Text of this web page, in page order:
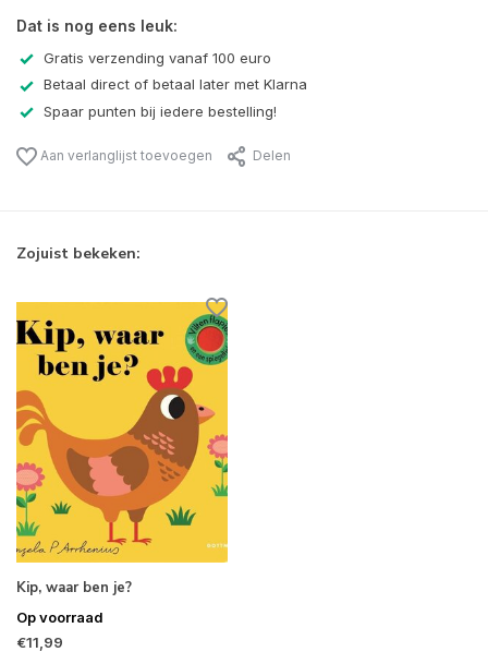
Dat is nog eens leuk:
Gratis verzending vanaf 100 euro
Betaal direct of betaal later met Klarna
Spaar punten bij iedere bestelling!
Aan verlanglijst toevoegen Delen
Zojuist bekeken:
Kip, waar ben je?
Op voorraad
€11,99